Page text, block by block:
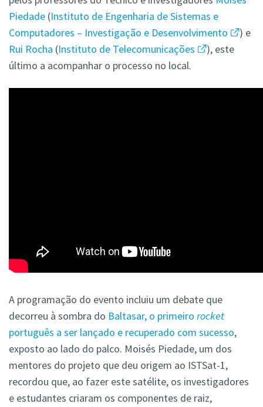
Piedade (Instituto de Engenharia de Sistemas e
Computadores – Investigação e Desenvolvimento
) e
Rui Rocha (Instituto de Telecomunicações
), este
último a acompanhar o processo no local.
A programação do evento incluiu um debate que
decorreu à sombra do Baltasar, o primeiro rocket
português a ser lançado e recuperado com sucesso,
exposto ao lado do palco. Moisés Piedade, um dos
mentores do projeto que deu origem ao ISTSat-1,
recordou que, ao fazer este satélite, os investigadores
e estudantes criaram os componentes de raiz,